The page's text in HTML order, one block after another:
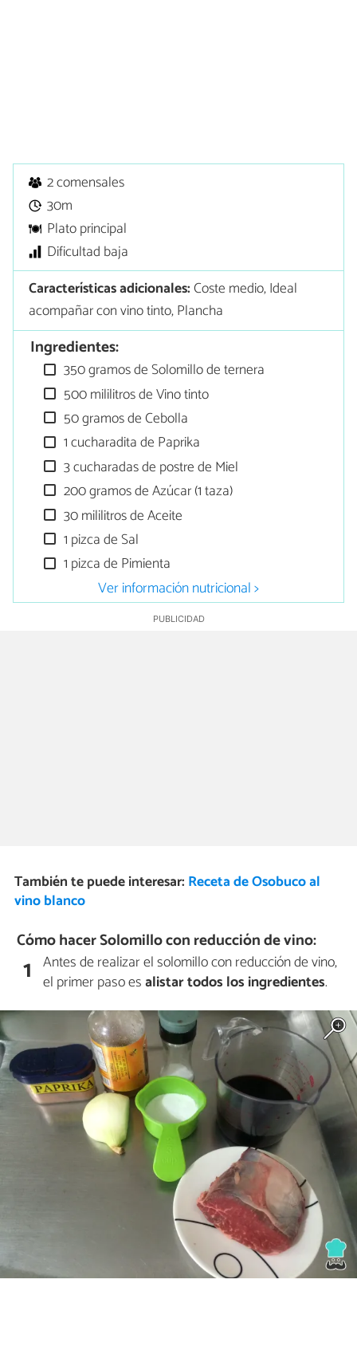
2 comensales
30m
Plato principal
Dificultad baja
Características adicionales:Coste medio, Ideal
acompañar con vino tinto, Plancha
Ingredientes:
350 gramos de Solomillo de ternera
500 mililitros de Vino tinto
50 gramos de Cebolla
1 cucharadita de Paprika
3 cucharadas de postre de Miel
200 gramos de Azúcar (1 taza)
30 mililitros de Aceite
1 pizca de Sal
1 pizca de Pimienta
Ver información nutricional >
También te puede interesar: Receta de Osobuco al
vino blanco
Cómo hacer Solomillo con reducción de vino:
1 Antes de realizar el solomillo con reducción de vino,
el primer paso esalistar todos los ingredientes.